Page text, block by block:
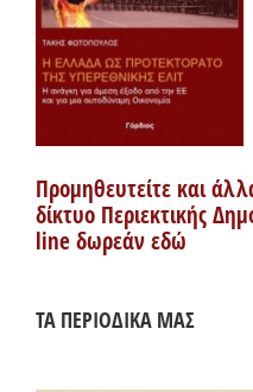
Προμηθευτείτε και
δίκτυο Περιεκτικής
line δωρεάν εδώ
ΤΑ ΠΕΡΙΟΔΙΚΑ ΜΑΣ